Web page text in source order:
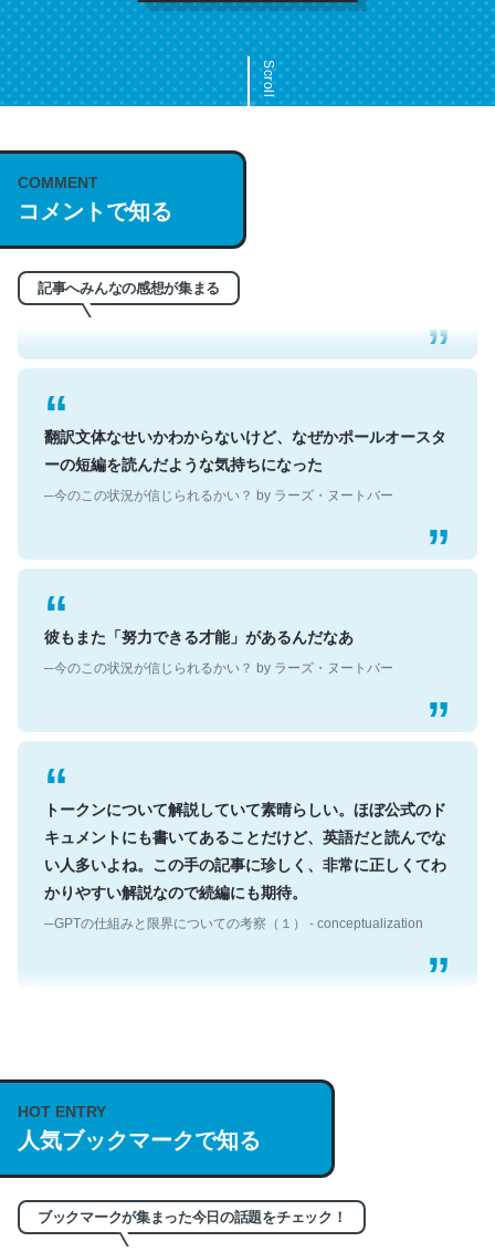
Scroll
COMMENT
コメントで知る
記事へみんなの感想が集まる
これは名文。彼はとてもクレバーなんだろうなと凄く思
う。英語少しでも読める人は原文もお勧め。自分はこの流
れ好き。Let’s Fucking Go. Then Covid hit. Shit.
─今のこの状況が信じられるかい？ by ラーズ・ヌートバー
翻訳文体なせいかわからないけど、なぜかポールオースタ
ーの短編を読んだような気持ちになった
彼もまた「努力できる才能」があるんだなあ
トークンについて解説していて素晴らしい。ほぼ公式のド
キュメントにも書いてあることだけど、英語だと読んでな
い人多いよね。この手の記事に珍しく、非常に正しくてわ
かりやすい解説なので続編にも期待。
説してる記事が少ないので貴重な良記事。/続編来た
https://isobe324649.hatenablog.com/entry/2023/03/27
/064121
─GPTの仕組みと限界についての考察（１） - conceptualization
HOT ENTRY
人気ブックマークで知る
ブックマークが集まった今日の話題をチェック！